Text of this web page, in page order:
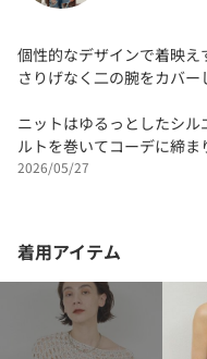
個性的なデザインで着映え
さりげなく二の腕をカバ
ニットはゆるっとしたシ
ルトを巻いてコーデに締ま
2026/05/27
着用アイテム